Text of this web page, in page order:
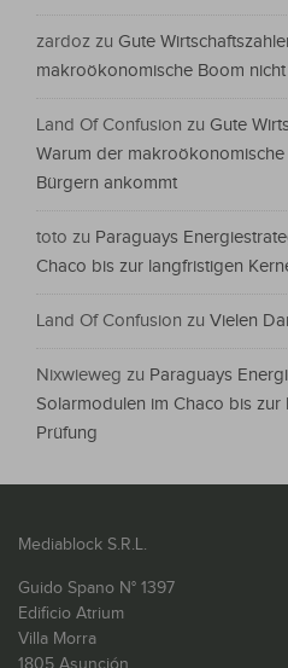
zardoz zu Gute
makroökonomische Boom
Land Of Confusion zu Gute
Warum der
Bürgern ankommt
toto zu Paraguays
Chaco bis zur langfristigen
Land Of Confusion zu Vielen
Nixwieweg zu Paraguays
Solarmodulen im Chaco bis
Prüfung
Mediablock S.R.L.
Guido Spano N° 1397
Edificio Atrium
Villa Morra